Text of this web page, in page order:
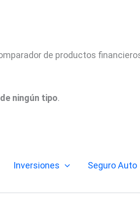
de productos
ningún tipo.
Inversiones Seguro Auto